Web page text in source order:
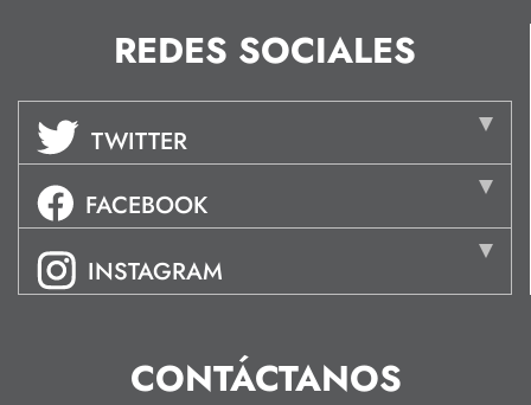
REDES SOCIALES
TWITTER
FACEBOOK
INSTAGRAM
CONTÁCTANOS